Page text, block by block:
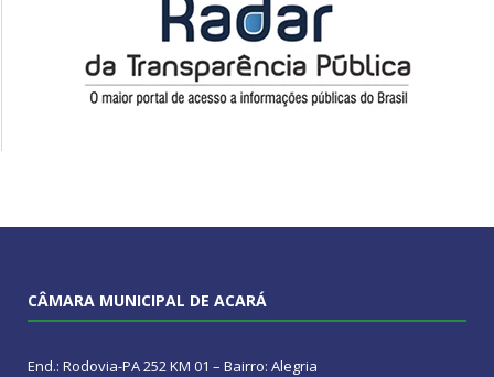
CÂMARA MUNICIPAL DE ACARÁ
End.: Rodovia-PA 252 KM 01 – Bairro: Alegria